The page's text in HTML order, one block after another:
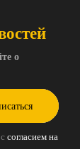
о
согласием на